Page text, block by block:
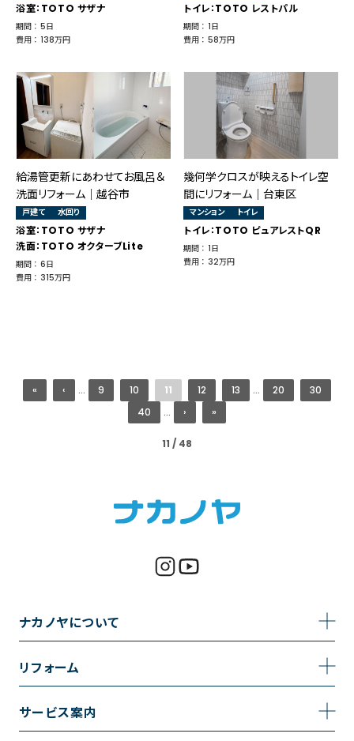
浴室：TOTO サザナ
期間 ： 5日
費用 ： 138万円
トイレ：TOTO レストパル
期間 ： 1日
費用 ： 58万円
給湯管更新にあわせてお風呂＆
洗面リフォーム｜越谷市
戸建て 水回り
浴室：TOTO サザナ
洗面：TOTO オクターブLite
期間 ： 6日
費用 ： 315万円
幾何学クロスが映えるトイレ空
間にリフォーム｜台東区
マンション トイレ
トイレ：TOTO ピュアレストQR
期間 ： 1日
費用 ： 32万円
11 / 48
« ‹ ... 9 10 11 12 13 ... 20
30
40
... › »
ナカノヤについて
事業内容
採用情報
リフォーム
トイレのリフォーム
サービス案内